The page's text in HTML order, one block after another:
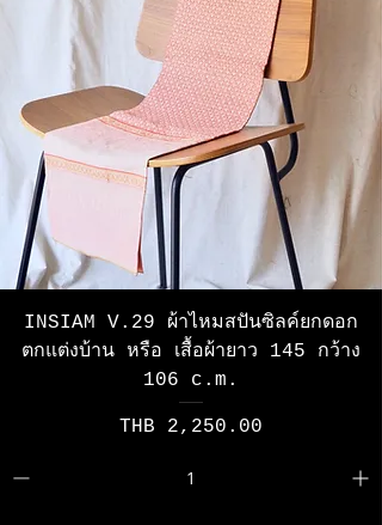
INSIAM V.29 ผ้าไหมสปันซิลค์ยกดอก
ตกแต่งบ้าน หรือ เสื้อผ้ายาว 145 กว้าง
106 c.m.
Price
THB 2,250.00